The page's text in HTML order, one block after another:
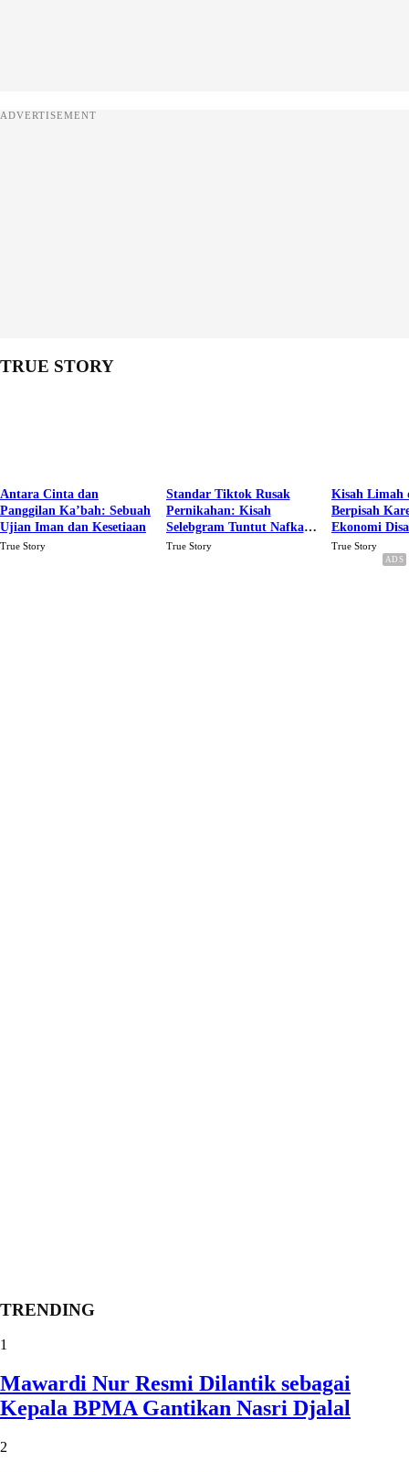
ADVERTISEMENT
TRUE STORY
Antara Cinta dan
Panggilan Ka’bah: Sebuah
Ujian Iman dan Kesetiaan
True Story
Standar Tiktok Rusak
Pernikahan: Kisah
Selebgram Tuntut Nafkah
Rp.15 Juta Perbulan
True Story
Kisah Limah
Berpisah
Ekonomi
Karena Cinta
True Story
TRENDING
1
Mawardi Nur Resmi Dilantik sebagai
Kepala BPMA Gantikan Nasri Djalal
2